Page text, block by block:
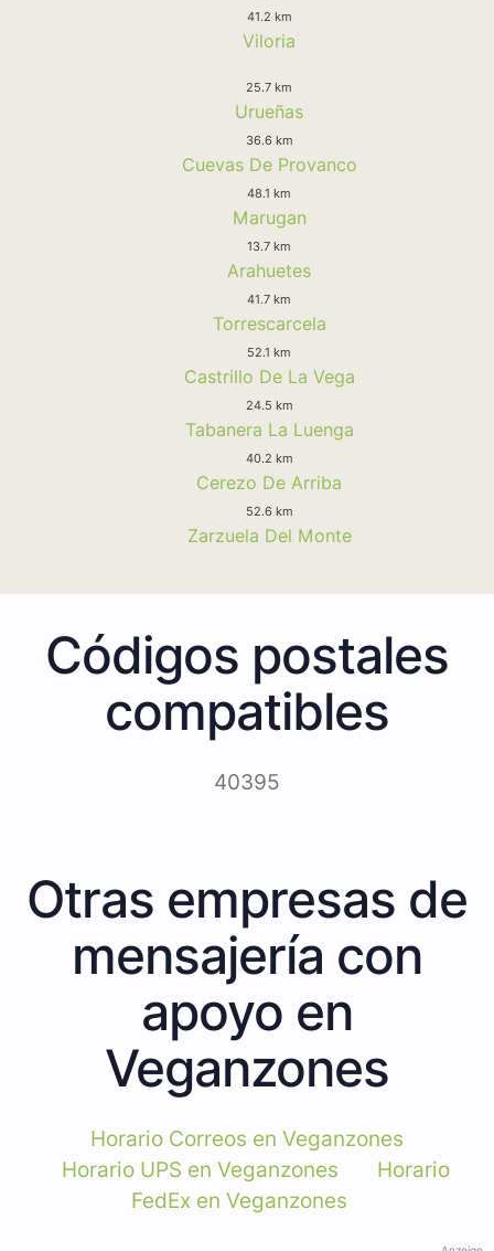
41.2 km
Viloria
25.7 km
Urueñas
36.6 km
Cuevas De Provanco
48.1 km
Marugan
13.7 km
Arahuetes
41.7 km
Torrescarcela
52.1 km
Castrillo De La Vega
24.5 km
Tabanera La Luenga
40.2 km
Cerezo De Arriba
52.6 km
Zarzuela Del Monte
Códigos postales
compatibles
40395
Otras empresas de
mensajería con
apoyo en
Veganzones
Horario Correos en Veganzones
Horario UPS en Veganzones
Horario
FedEx en Veganzones